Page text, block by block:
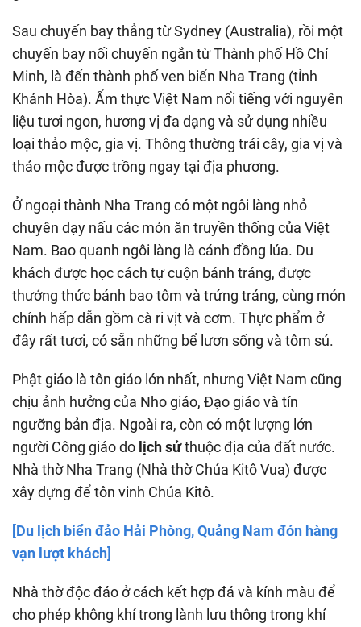
Sau chuyến bay thẳng từ Sydney (Australia), rồi một
chuyến bay nối chuyến ngắn từ Thành phố Hồ Chí
Minh, là đến thành phố ven biển Nha Trang (tỉnh
Khánh Hòa). Ẩm thực Việt Nam nổi tiếng với nguyên
liệu tươi ngon, hương vị đa dạng và sử dụng nhiều
loại thảo mộc, gia vị. Thông thường trái cây, gia vị và
thảo mộc được trồng ngay tại địa phương.
Ở ngoại thành Nha Trang có một ngôi làng nhỏ
chuyên dạy nấu các món ăn truyền thống của Việt
Nam. Bao quanh ngôi làng là cánh đồng lúa. Du
khách được học cách tự cuộn bánh tráng, được
thưởng thức bánh bao tôm và trứng tráng, cùng món
chính hấp dẫn gồm cà ri vịt và cơm. Thực phẩm ở
đây rất tươi, có sẵn những bể lươn sống và tôm sú.
Phật giáo là tôn giáo lớn nhất, nhưng Việt Nam cũng
chịu ảnh hưởng của Nho giáo, Đạo giáo và tín
ngưỡng bản địa. Ngoài ra, còn có một lượng lớn
người Công giáo do lịch sửthuộc địa của đất nước.
Nhà thờ Nha Trang (Nhà thờ Chúa Kitô Vua) được
xây dựng để tôn vinh Chúa Kitô.
[Du lịch biển đảo Hải Phòng, Quảng Nam đón hàng
vạn lượt khách]
Nhà thờ độc đáo ở cách kết hợp đá và kính màu để
cho phép không khí trong lành lưu thông trong khí